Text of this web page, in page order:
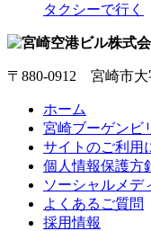
タクシーで行く
〒880-0912 宮崎市
ホーム
宮崎ブーゲンビ
サイトのご利用
個人情報保護方
ソーシャルメデ
よくあるご質問
採用情報